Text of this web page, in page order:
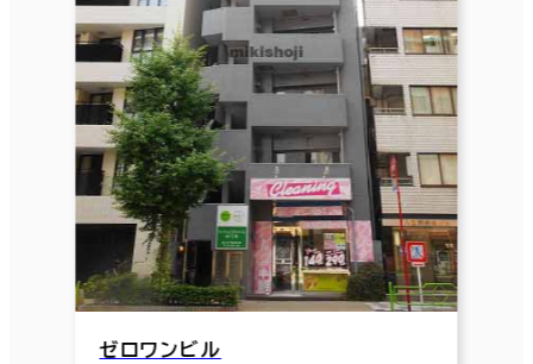
ゼロワンビル